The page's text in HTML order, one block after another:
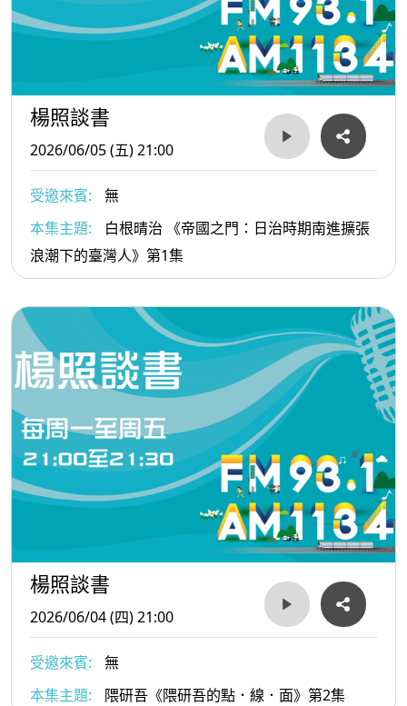
楊照談書
2026/06/05 (五) 21:00
受邀來賓:
無
本集主題:
白根晴治 《帝國之門：日治時期南進擴張
浪潮下的臺灣人》第1集
楊照談書
2026/06/04 (四) 21:00
受邀來賓:
無
本集主題:
隈研吾《隈研吾的點．線．面》第2集